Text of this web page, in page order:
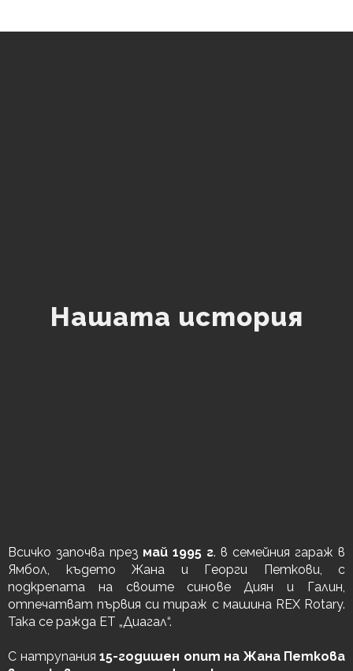
Нашата история
Всичко започва през май 1995 г. в семейния гараж в
Ямбол, където Жана и Георги Петкови, с
подкрепата на своите синове Диян и Галин,
отпечатват първия си тираж с машина REX Rotary.
Така се ражда ЕТ „Диагал“.
С натрупания 15-годишен опит на Жана Петкова